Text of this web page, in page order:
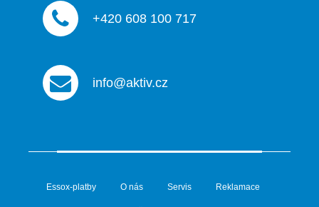
+420 608 100 717
info@aktiv.cz
Essox-platby O nás Servis Reklamace